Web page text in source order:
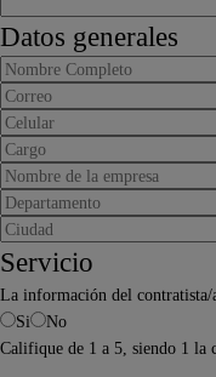
Datos generales
Servicio
La información del
Si
No
Califique de 1 a 5, siendo 1 la